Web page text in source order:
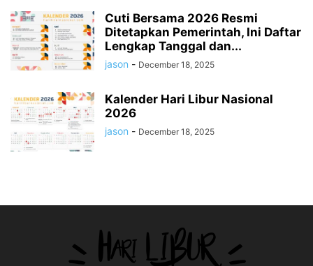
Cuti Bersama 2026 Resmi
Ditetapkan Pemerintah, Ini Daftar
Lengkap Tanggal dan...
jason - December 18, 2025
Kalender Hari Libur Nasional
2026
jason - December 18, 2025